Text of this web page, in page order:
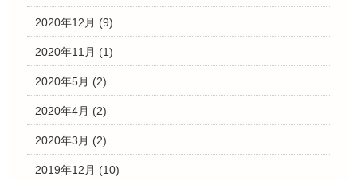
2020年12月 (9)
2020年11月 (1)
2020年5月 (2)
2020年4月 (2)
2020年3月 (2)
2019年12月 (10)